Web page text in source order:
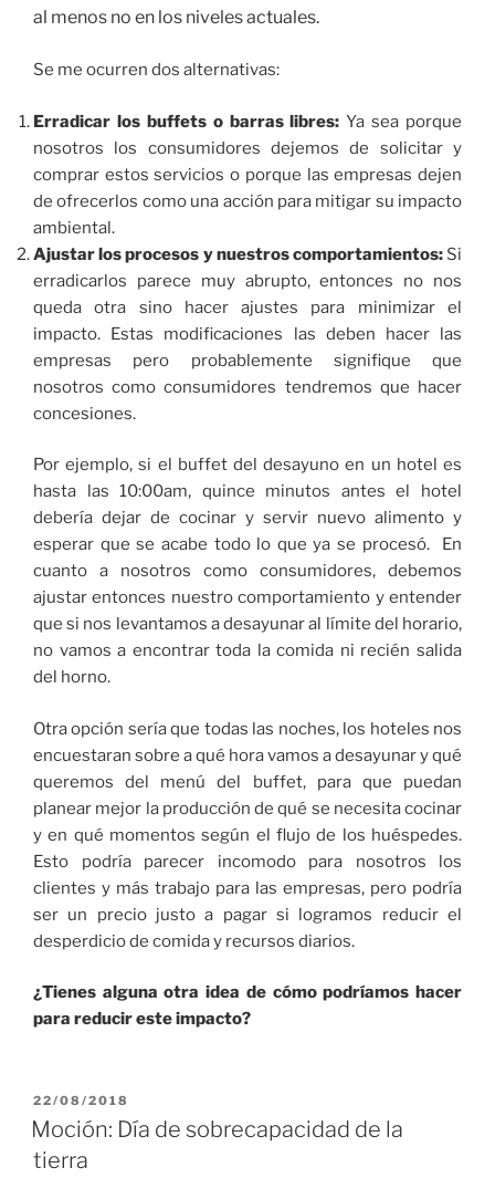
al menos no en los niveles actuales.
Se me ocurren dos alternativas:
Erradicar los buffets o barras libres: Ya sea porque
nosotros los consumidores dejemos de solicitar y
comprar estos servicios o porque las empresas dejen
de ofrecerlos como una acción para mitigar su impacto
ambiental.
Ajustar los procesos y nuestros comportamientos:Si
erradicarlos parece muy abrupto, entonces no nos
queda otra sino hacer ajustes para minimizar el
impacto. Estas modificaciones las deben hacer las
empresas pero probablemente signifique que
nosotros como consumidores tendremos que hacer
concesiones.
Por ejemplo, si el buffet del desayuno en un hotel es
hasta las 10:00am, quince minutos antes el hotel
debería dejar de cocinar y servir nuevo alimento y
esperar que se acabe todo lo que ya se procesó. En
cuanto a nosotros como consumidores, debemos
ajustar entonces nuestro comportamiento y entender
que si nos levantamos a desayunar al límite del horario,
no vamos a encontrar toda la comida ni recién salida
del horno.
Otra opción sería que todas las noches, los hoteles nos
encuestaran sobre a qué hora vamos a desayunar y qué
queremos del menú del buffet, para que puedan
planear mejor la producción de qué se necesita cocinar
y en qué momentos según el flujo de los huéspedes.
Esto podría parecer incomodo para nosotros los
clientes y más trabajo para las empresas, pero podría
ser un precio justo a pagar si logramos reducir el
desperdicio de comida y recursos diarios.
¿Tienes alguna otra idea de cómo podríamos hacer
para reducir este impacto?
PUBLICADO
EL
22/08/2018
Moción: Día de sobrecapacidad de la
tierra